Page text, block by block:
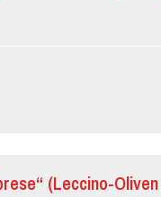
(Leccino-